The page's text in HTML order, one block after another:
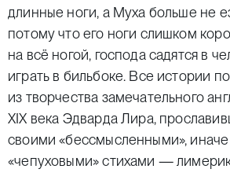
длинные ноги, а Муха больше не
потому что его ноги слишком
на всё ногой, господа садятся в
играть в бильбоке. Все истории
из творчества замечательного
XIX века Эдварда Лира,
своими «бессмысленными», иначе
«чепуховыми» стихами —